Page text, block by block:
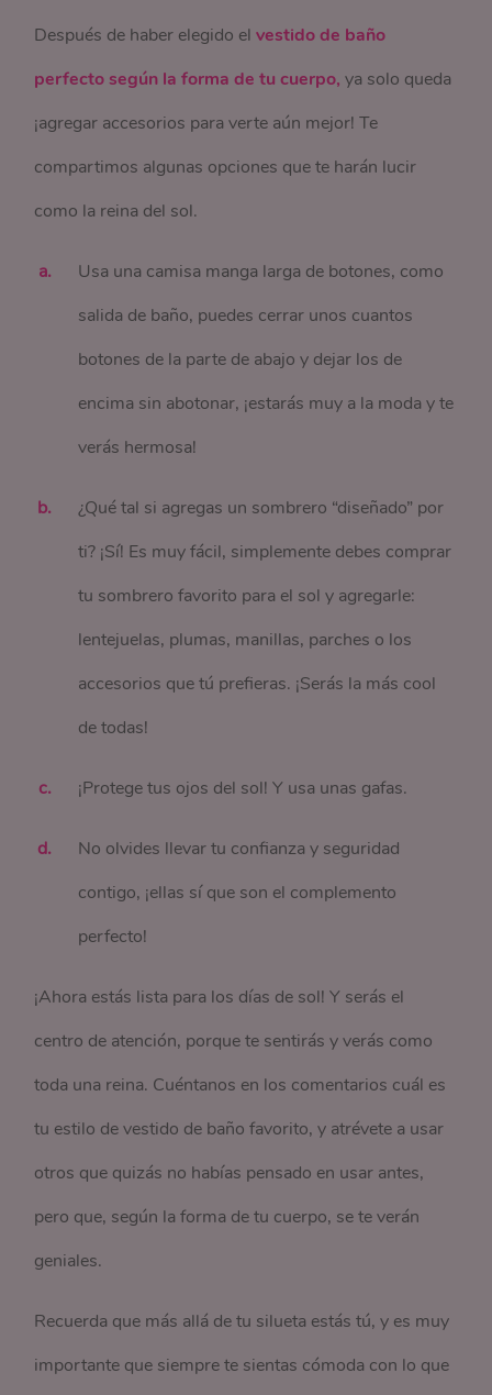
Después de haber elegido elvestido de baño
perfecto según la forma de tu cuerpo, ya solo queda
¡agregar accesorios para verte aún mejor! Te
compartimos algunas opciones que te harán lucir
como la reina del sol.
Usa una camisa manga larga de botones, como
salida de baño, puedes cerrar unos cuantos
botones de la parte de abajo y dejar los de
encima sin abotonar, ¡estarás muy a la moda y te
verás hermosa!
¿Qué tal si agregas un sombrero “diseñado” por
ti? ¡Sí! Es muy fácil, simplemente debes comprar
tu sombrero favorito para el sol y agregarle:
lentejuelas, plumas, manillas, parches o los
accesorios que tú prefieras. ¡Serás la más cool
de todas!
¡Protege tus ojos del sol! Y usa unas gafas.
No olvides llevar tu confianza y seguridad
contigo, ¡ellas sí que son el complemento
perfecto!
¡Ahora estás lista para los días de sol! Y serás el
centro de atención, porque te sentirás y verás como
toda una reina. Cuéntanos en los comentarios cuál es
tu estilo de vestido de baño favorito, y atrévete a usar
otros que quizás no habías pensado en usar antes,
pero que, según la forma de tu cuerpo, se te verán
geniales.
Recuerda que más allá de tu silueta estás tú, y es muy
importante que siempre te sientas cómoda con lo que